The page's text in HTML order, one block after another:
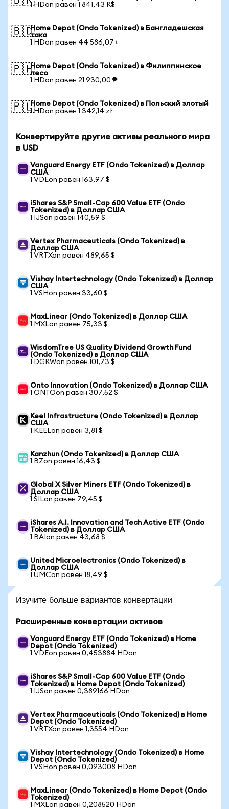
1 HDon равен 1 841,43 R$
🇧🇩Home Depot (Ondo Tokenized) в Бангладешская
така
1 HDon равен 44 586,07 ৳
🇵🇭Home Depot (Ondo Tokenized) в Филиппинское
песо
1 HDon равен 21 930,00 ₱
🇵🇱Home Depot (Ondo Tokenized) в Польский злотый
1 HDon равен 1 342,14 zł
Конвертируйте другие активы реального мира
в USD
Vanguard Energy ETF (Ondo Tokenized) в Доллар
США
1 VDEon равен 163,97 $
iShares S&P Small-Cap 600 Value ETF (Ondo
Tokenized) в Доллар США
1 IJSon равен 140,59 $
Vertex Pharmaceuticals (Ondo Tokenized) в
Доллар США
1 VRTXon равен 489,65 $
Vishay Intertechnology (Ondo Tokenized) в Доллар
США
1 VSHon равен 33,60 $
MaxLinear (Ondo Tokenized) в Доллар США
1 MXLon равен 75,33 $
WisdomTree US Quality Dividend Growth Fund
(Ondo Tokenized) в Доллар США
1 DGRWon равен 101,73 $
Onto Innovation (Ondo Tokenized) в Доллар США
1 ONTOon равен 307,52 $
Keel Infrastructure (Ondo Tokenized) в Доллар
США
1 KEELon равен 3,81 $
Kanzhun (Ondo Tokenized) в Доллар США
1 BZon равен 16,43 $
Global X Silver Miners ETF (Ondo Tokenized) в
Доллар США
1 SILon равен 79,45 $
iShares A.I. Innovation and Tech Active ETF (Ondo
Tokenized) в Доллар США
1 BAIon равен 43,68 $
United Microelectronics (Ondo Tokenized) в
Доллар США
1 UMCon равен 18,49 $
Изучите больше вариантов конвертации
Расширенные конвертации активов
Vanguard Energy ETF (Ondo Tokenized) в Home
Depot (Ondo Tokenized)
1 VDEon равен 0,453884 HDon
iShares S&P Small-Cap 600 Value ETF (Ondo
Tokenized) в Home Depot (Ondo Tokenized)
1 IJSon равен 0,389166 HDon
Vertex Pharmaceuticals (Ondo Tokenized) в Home
Depot (Ondo Tokenized)
1 VRTXon равен 1,3554 HDon
Vishay Intertechnology (Ondo Tokenized) в Home
Depot (Ondo Tokenized)
1 VSHon равен 0,093008 HDon
MaxLinear (Ondo Tokenized) в Home Depot (Ondo
Tokenized)
1 MXLon равен 0,208520 HDon